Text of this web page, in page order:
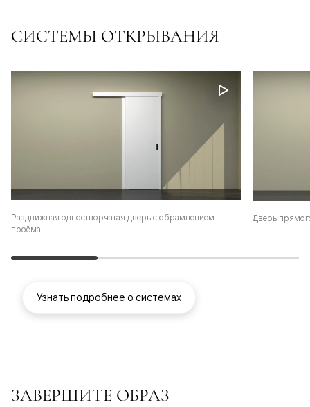
СИСТЕМЫ ОТКРЫВАНИЯ
Раздвижная одностворчатая дверь с обрамлением
проёма
Дверь
Узнать подробнее о системах
ЗАВЕРШИТЕ ОБРАЗ